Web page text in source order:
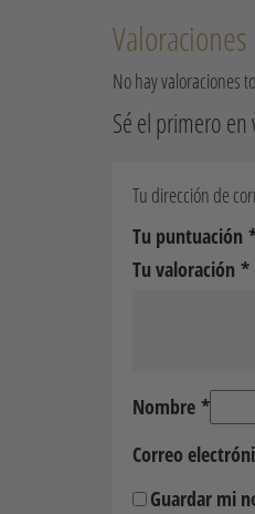
Valoraciones
No hay valoraciones
Sé el primero en
Tu dirección de
Tu puntuación
Tu valoración *
Nombre *
Correo
Guardar mi